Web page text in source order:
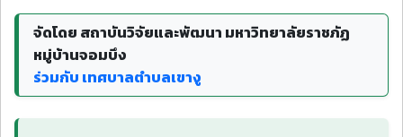
จัดโดย สถาบันวิจัยและพัฒนา มหาวิทยาลัยราชภัฏ
หมู่บ้านจอมบึง
ร่วมกับ เทศบาลตำบลเขางู